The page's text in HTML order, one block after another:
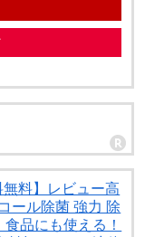
料】レビュー高
ール除菌 強力 除
品にも使える！